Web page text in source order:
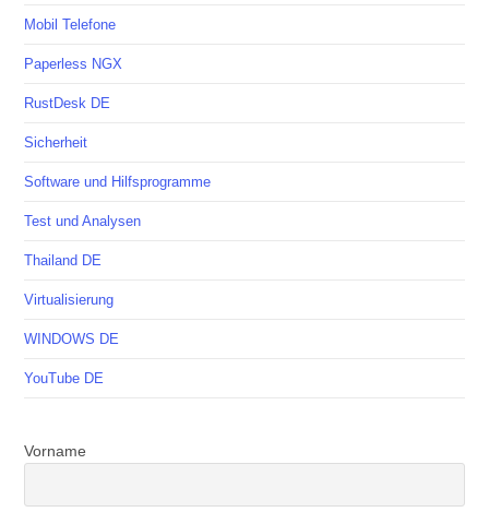
Mobil Telefone
Paperless NGX
RustDesk DE
Sicherheit
Software und Hilfsprogramme
Test und Analysen
Thailand DE
Virtualisierung
WINDOWS DE
YouTube DE
Vorname